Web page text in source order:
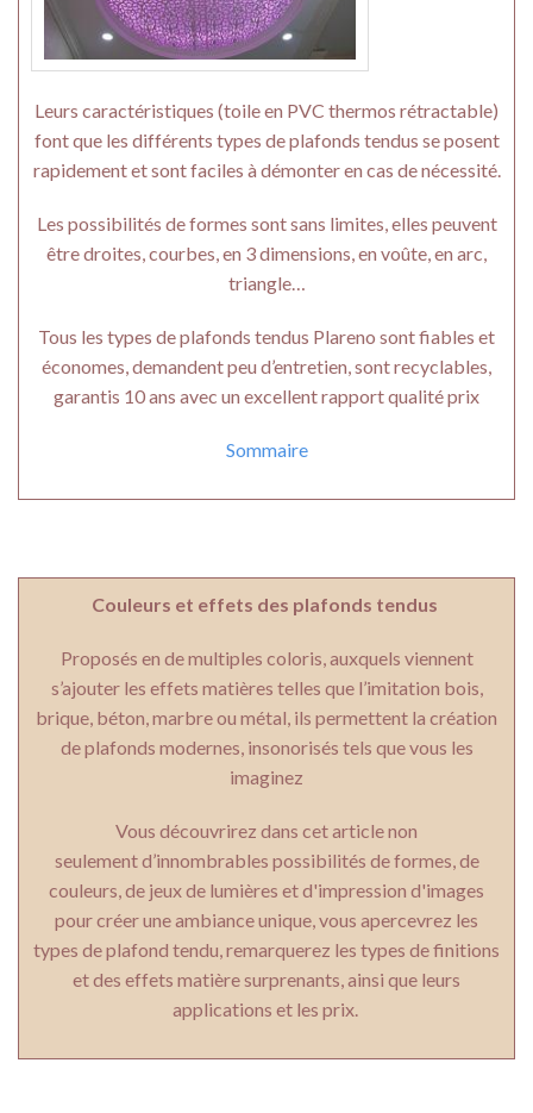
Leurs caractéristiques (toile en PVC thermos rétractable)
font que les différents types de plafonds tendus se posent
rapidement et sont faciles à démonter en cas de nécessité.
Les possibilités de formes sont sans limites, elles peuvent
être droites, courbes, en 3 dimensions, en voûte, en arc,
triangle…
Tous les types de plafonds tendus Plareno sont fiables et
économes, demandent peu d’entretien, sont recyclables,
garantis 10 ans avec un excellent rapport qualité prix
Sommaire
Couleurs et effets des plafonds tendus
Proposés en de multiples coloris, auxquels viennent
s’ajouter les effets matières telles que l’imitation bois,
brique, béton, marbre ou métal, ils permettent la création
de plafonds modernes, insonorisés tels que vous les
imaginez
Vous découvrirez dans cet article non
seulement d’innombrables possibilités de formes, de
couleurs, de jeux de lumières et d'impression d'images
pour créer une ambiance unique, vous apercevrez les
types de plafond tendu, remarquerez les types de finitions
et des effets matière surprenants, ainsi que leurs
applications et les prix.